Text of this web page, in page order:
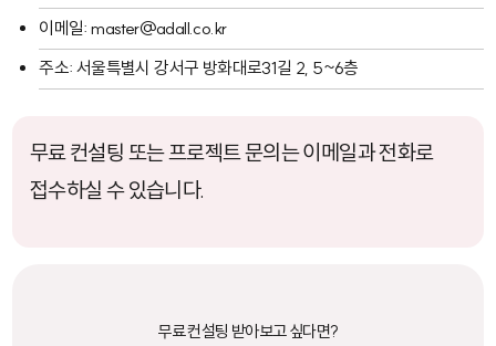
이메일: master@adall.co.kr
주소: 서울특별시 강서구 방화대로31길 2, 5~6층
무료 컨설팅 또는 프로젝트 문의는 이메일과 전화로
접수하실 수 있습니다.
무료 컨설팅 받아보고 싶다면?